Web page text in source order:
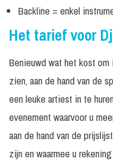
Backline = enkel
Het tarief voor
Benieuwd wat het kost om
zien, aan de hand van de
een leuke artiest in te
evenement waarvoor u
aan de hand van de
zijn en waarmee u